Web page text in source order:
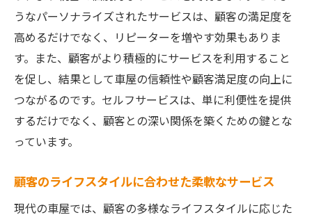
うなパーソナライズされたサービスは、顧客の満足度を
高めるだけでなく、リピーターを増やす効果もありま
す。また、顧客がより積極的にサービスを利用すること
を促し、結果として車屋の信頼性や顧客満足度の向上に
つながるのです。セルフサービスは、単に利便性を提供
するだけでなく、顧客との深い関係を築くための鍵とな
っています。
顧客のライフスタイルに合わせた柔軟なサービス
現代の車屋では、顧客の多様なライフスタイルに応じた